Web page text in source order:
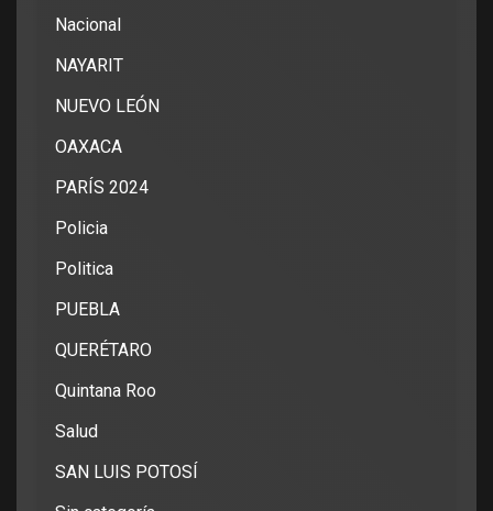
Nacional
NAYARIT
NUEVO LEÓN
OAXACA
PARÍS 2024
Policia
Politica
PUEBLA
QUERÉTARO
Quintana Roo
Salud
SAN LUIS POTOSÍ